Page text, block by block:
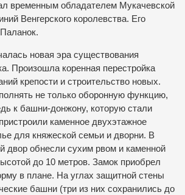
временным обладателем Мукачевской
Венгерского королевства. Его
новая эра существования
Произошла коренная перестройка
крепости и строительство новых.
не только оборонную функцию,
к башни-донжону, которую стали
каменное двухэтажное
для княжеской семьи и дворни. В
двор обнесли сухим рвом и каменной
до 10 метров. Замок приобрел
в плане. На углах защитной стены
башни (три из них сохранились до